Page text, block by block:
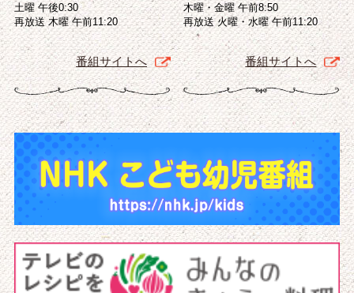
土曜 午後0:30
再放送 木曜 午前11:20
番組サイトへ
木曜・金曜 午前8:50
再放送 火曜・水曜 午前11:20
番組サイトへ